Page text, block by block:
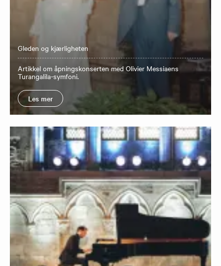
Gleden og kjærligheten
Artikkel om åpningskonserten med Olivier Messiaens
Turangalila-symfoni.
Les mer